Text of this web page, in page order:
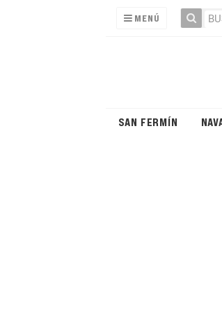
MENÚ
SAN FERMÍN